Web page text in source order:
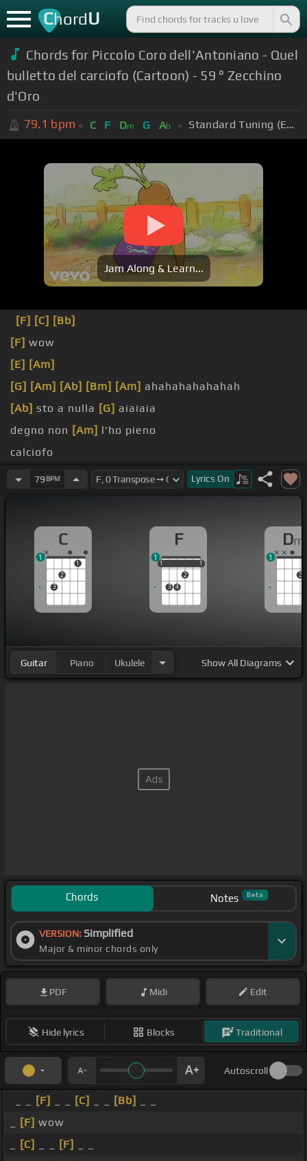
ChordU
Chords for Piccolo Coro dell'Antoniano - Quel
bulletto del carciofo (Cartoon) - 59 ° Zecchino
d'Oro
79.1 bpm C F Dm G Ab Standard Tuning (EADGBE)
Jam Along & Learn...
[F] [C] [Bb]
[F] wow
[E] [Am]
[G] [Am] [Ab] [Bm] [Am] ahahahahahahah
[Ab] sto a nulla [G] aiaiaia
degno non [Am] l'ho pieno
calciofo
[Dm]certamente molto presuntuoso
79BPM Lyrics On
C
3
2
1
1
F
1
3 4
2
1
1 1
1
Dm
2
1
Guitar Piano Ukulele ShowAll Diagrams
Chords Notes Beta
VERSION: Simplified
Major & minor chords only
PDF Midi Edit
Hide lyrics Blocks Traditional
Autoscroll
[F] [C] [Bb]
[F] wow
[C] [F]